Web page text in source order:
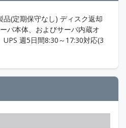
品(定期保守なし) ディスク返却
バ本体、およびサーバ内蔵オ
週5日間8:30～17:30対応(3